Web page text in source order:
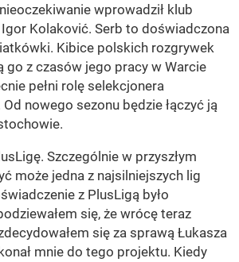
wprowadził klub
Kolaković. Serb to doświadczona
Kibice polskich rozgrywek
go z czasów jego pracy w Warcie
pełni rolę selekcjonera
nowego sezonu będzie łączyć ją
Szczególnie w przyszłym
może jedna z najsilniejszych lig
z PlusLigą było
się, że wrócę teraz
się za sprawą Łukasza
mnie do tego projektu. Kiedy